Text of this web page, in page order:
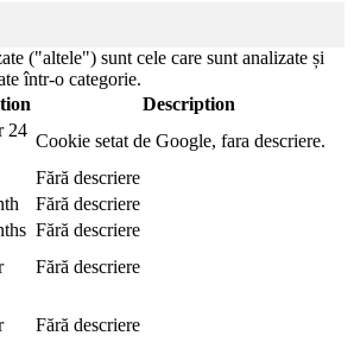
("altele") sunt cele care sunt analizate și
într-o categorie.
Description
24
Cookie setat de Google, fara descriere.
Fără descriere
Fără descriere
Fără descriere
Fără descriere
Fără descriere